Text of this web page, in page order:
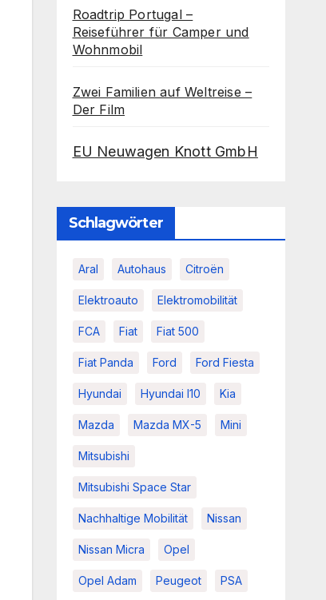
Roadtrip Portugal –
Reiseführer für Camper und
Wohnmobil
Zwei Familien auf Weltreise –
Der Film
EU Neuwagen Knott GmbH
Schlagwörter
Aral Autohaus Citroën
Elektroauto Elektromobilität
FCA Fiat Fiat 500
Fiat Panda Ford Ford Fiesta
Hyundai Hyundai I10 Kia
Mazda Mazda MX-5 Mini
Mitsubishi
Mitsubishi Space Star
Nachhaltige Mobilität Nissan
Nissan Micra Opel
Opel Adam Peugeot PSA